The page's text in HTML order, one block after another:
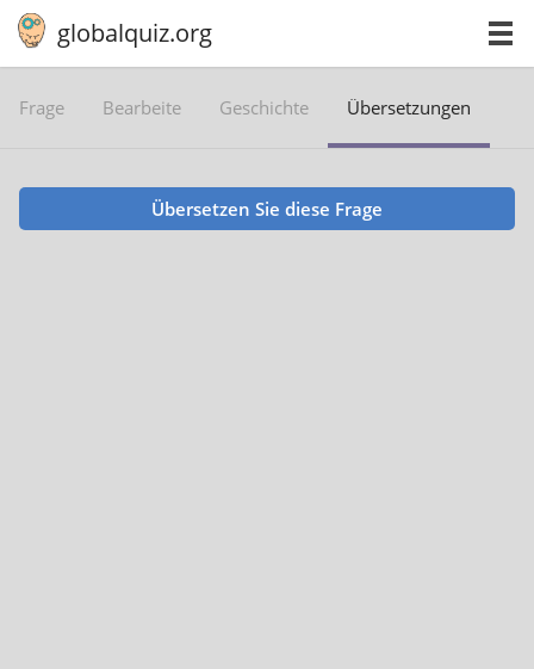
globalquiz.org
Frage Bearbeite Geschichte Übersetzungen
Übersetzen Sie diese Frage